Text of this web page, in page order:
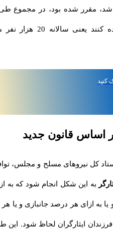
در طرح قبلی که سال گذشته انجام شد، مقرر شده بود، در مجموع طی 5
سال، 100 هزار از این طرح استفاده کنند یعنی سالانه 20 هزار نفر می
قانون جدید
کل نیروهای مسلح و مجلس، توافق
به این شکل انجام شود که به ازای
ازای هر درصد جانبازی و یا هر یک
فرزندان ایثارگران لحاظ شود. این طرح